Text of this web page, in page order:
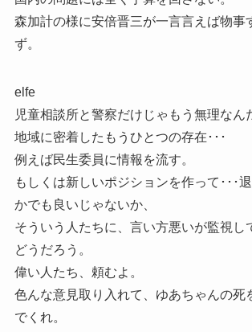
森加計の様に安倍晋三が一言言えば物事
ず。
elfe
児童相談所と警察だけじゃもう無理なん
地域に密着したもうひとつの存在･･･
例えば民生委員に情報を流す。
もしくは新しいポジションを作って･･･
かでも良いじゃないか、
そういう人たちに、言い方悪いが監視し
どうだろう。
偉い人たち、頼むよ。
色んな意見取り入れて、ゆあちゃんの死
でくれ。